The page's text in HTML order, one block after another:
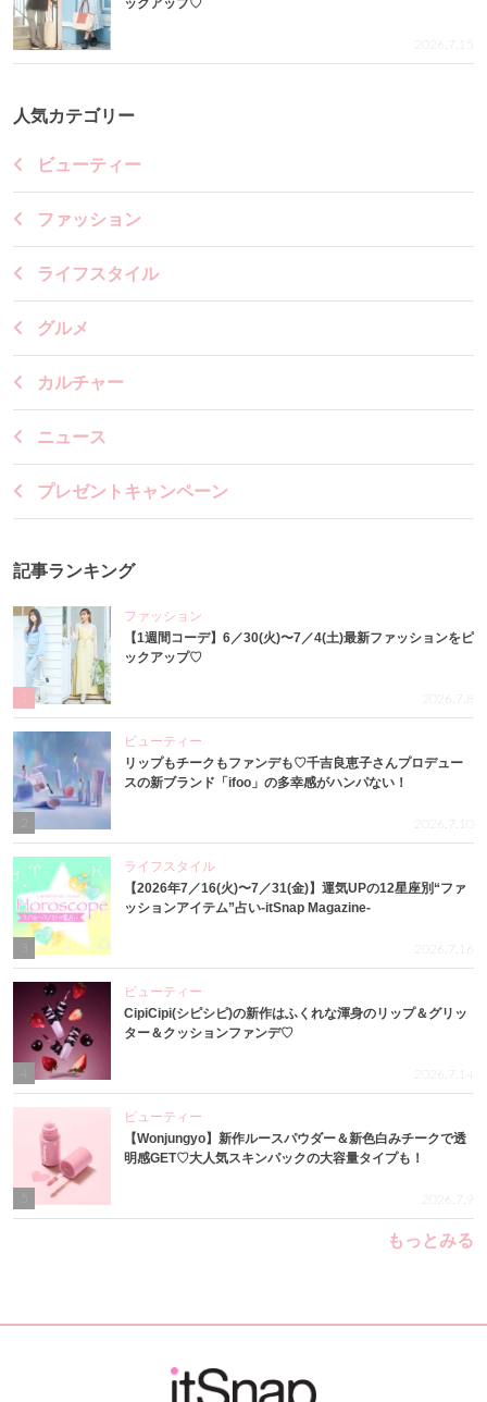
ックアップ♡
2026.7.15
人気カテゴリー
ビューティー
ファッション
ライフスタイル
グルメ
カルチャー
ニュース
プレゼントキャンペーン
記事ランキング
ファッション
【1週間コーデ】6／30(火)〜7／4(土)最新ファッションをピ
ックアップ♡
2026.7.8
ビューティー
リップもチークもファンデも♡千吉良恵子さんプロデュー
スの新ブランド「ifoo」の多幸感がハンパない！
2026.7.10
3
ライフスタイル
【2026年7／16(火)〜7／31(金)】運気UPの12星座別“ファ
ッションアイテム”占い-itSnap Magazine-
2026.7.16
4
ビューティー
CipiCipi(シピシピ)の新作はふくれな渾身のリップ＆グリッ
ター＆クッションファンデ♡
2026.7.14
ビューティー
【Wonjungyo】新作ルースパウダー＆新色白みチークで透
明感GET♡大人気スキンパックの大容量タイプも！
2026.7.9
もっとみる